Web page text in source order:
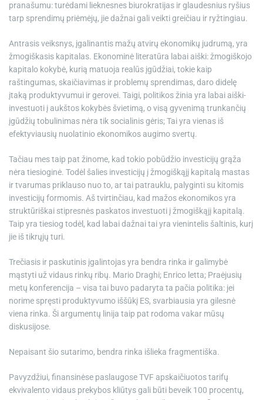
pranašumu: turėdami lieknesnes biurokratijas ir glaudesnius ryšius
tarp sprendimų priėmėjų, jie dažnai gali veikti greičiau ir ryžtingiau.
Antrasis veiksnys, įgalinantis mažų atvirų ekonomikų judrumą, yra
žmogiškasis kapitalas. Ekonominė literatūra labai aiški: žmogiškojo
kapitalo kokybė, kurią matuoja realūs įgūdžiai, tokie kaip
raštingumas, skaičiavimas ir problemų sprendimas, daro didelę
įtaką produktyvumui ir gerovei. Taigi, politikos žinia yra labai aiški-
investuoti į aukštos kokybės švietimą, o visą gyvenimą trunkančių
įgūdžių tobulinimas nėra tik socialinis gėris; Tai yra vienas iš
efektyviausių nuolatinio ekonomikos augimo svertų.
Tačiau mes taip pat žinome, kad tokio pobūdžio investicijų grąža
nėra tiesioginė. Todėl šalies investicijų į žmogiškąjį kapitalą mastas
ir tvarumas priklauso nuo to, ar tai patrauklu, palyginti su kitomis
investicijų formomis. Aš tvirtinčiau, kad mažos ekonomikos yra
struktūriškai stipresnės paskatos investuoti į žmogiškąjį kapitalą.
Taip yra tiesiog todėl, kad labai dažnai tai yra vienintelis šaltinis, kurį
jie iš tikrųjų turi.
Trečiasis ir paskutinis įgalintojas yra bendra rinka ir galimybė
mąstyti už vidaus rinkų ribų. Mario Draghi; Enrico letta; Praėjusių
metų konferencija – visa tai buvo padaryta ta pačia politika: jei
norime spręsti produktyvumo iššūkį ES, svarbiausia yra gilesnė
viena rinka. Ši argumentų linija taip pat rodoma vakar mūsų
diskusijose.
Nepaisant šio sutarimo, bendra rinka išlieka fragmentiška.
Pavyzdžiui, finansinėse paslaugose TVF apskaičiuotos tarifų
ekvivalento vidaus prekybos kliūtys gali būti beveik 100 procentų,